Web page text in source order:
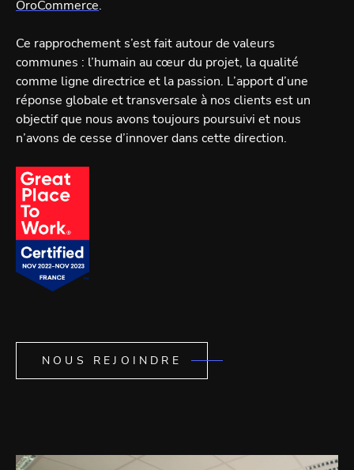
OroCommerce.
Ce rapprochement s’est fait autour de valeurs
communes : l’humain au cœur du projet, la qualité
comme ligne directrice et la passion. L’apport d’une
réponse globale et transversale à nos clients est un
objectif que nous avons toujours poursuivi et nous
n’avons de cesse d’innover dans cette direction.
NOUS REJOINDRE